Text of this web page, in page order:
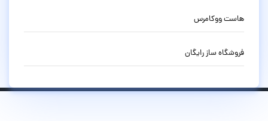
هاست ووکامرس
فروشگاه ساز رایگان